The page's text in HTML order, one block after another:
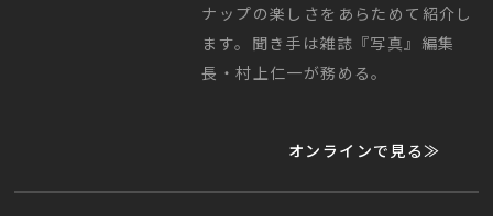
ナップの楽しさをあらためて紹介し
ます。聞き手は雑誌『写真』編集
長・村上仁一が務める。
オンラインで見る≫